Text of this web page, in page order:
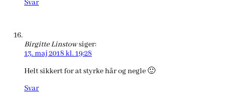
Svar
Birgitte Linstowsiger:
13. maj 2018 kl. 19:28
Helt sikkert for at styrke hår og negle 🙂
Svar